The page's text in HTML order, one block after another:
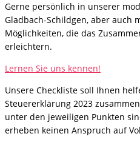
Gerne persönlich in unserer
Gladbach-Schildgen, aber auch
Möglichkeiten, die das
erleichtern.
Lernen Sie uns kennen!
Unsere Checkliste soll Ihnen
Steuererklärung 2023
unter den jeweiligen Punkten
erheben keinen Anspruch auf